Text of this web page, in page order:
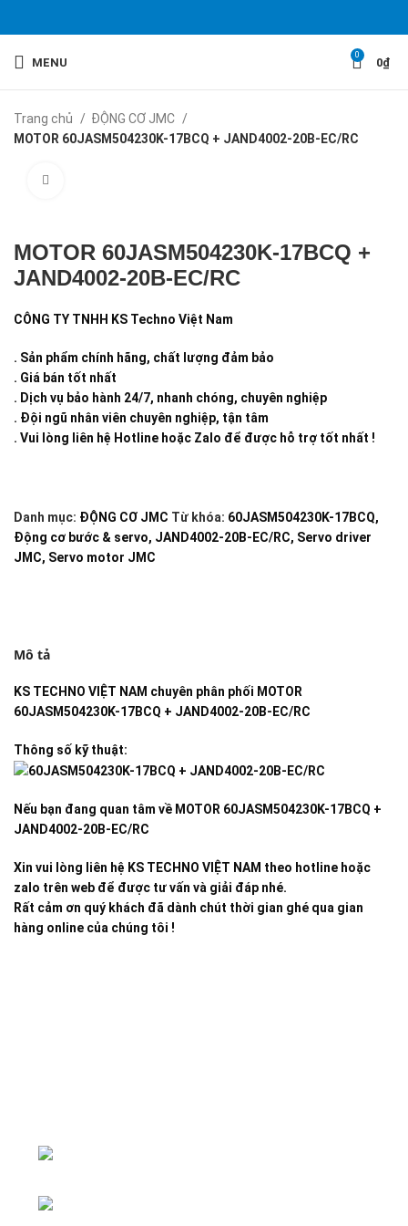
MENU
0
0₫
Trang chủ
ĐỘNG CƠ JMC
MOTOR 60JASM504230K-17BCQ + JAND4002-20B-EC/RC
MOTOR 60JASM504230K-17BCQ +
JAND4002-20B-EC/RC
CÔNG TY TNHH KS Techno Việt Nam
. Sản phẩm chính hãng, chất lượng đảm bảo
. Giá bán tốt nhất
. Dịch vụ bảo hành 24/7, nhanh chóng, chuyên nghiệp
. Đội ngũ nhân viên chuyên nghiệp, tận tâm
. Vui lòng liên hệ Hotline hoặc Zalo để được hỗ trợ tốt nhất !
Danh mục: ĐỘNG CƠ JMC Từ khóa: 60JASM504230K-17BCQ,
Động cơ bước & servo, JAND4002-20B-EC/RC, Servo driver
JMC, Servo motor JMC
Mô tả
KS TECHNO VIỆT NAM chuyên phân phối MOTOR
60JASM504230K-17BCQ + JAND4002-20B-EC/RC
Thông số kỹ thuật:
Nếu bạn đang quan tâm về MOTOR 60JASM504230K-17BCQ +
JAND4002-20B-EC/RC
Xin vui lòng liên hệ KS TECHNO VIỆT NAM theo hotline hoặc
zalo trên web để được tư vấn và giải đáp nhé.
Rất cảm ơn quý khách đã dành chút thời gian ghé qua gian
hàng online của chúng tôi !